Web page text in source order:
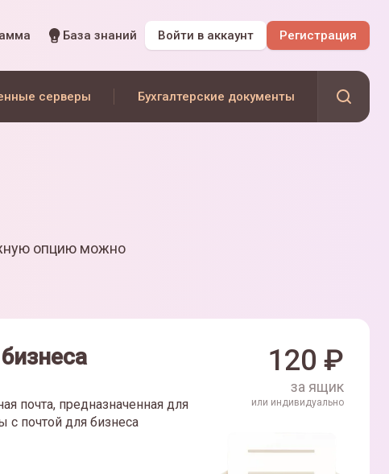
База знаний Войти в аккаунт Регистрация
серверы Бухгалтерские документы
опцию можно
почта, предназначенная для
с почтой для бизнеса
120 ₽
за ящик
или индивидуально